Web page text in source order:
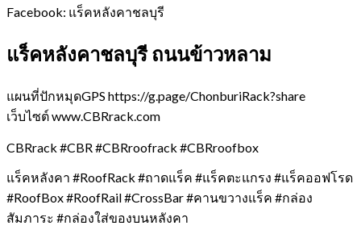
Facebook: แร็คหลังคาชลบุรี
แร็คหลังคาชลบุรี ถนนข้าวหลาม
แผนที่ปักหมุดGPS https://g.page/ChonburiRack?share
เว็บไซต์ www.CBRrack.com
CBRrack #CBR #CBRroofrack #CBRroofbox
แร็คหลังคา #RoofRack #ถาดแร็ค #แร็คตะแกรง #แร็คออฟโรด
#RoofBox #RoofRail #CrossBar #คานขวางแร็ค #กล่อง
สัมภาระ #กล่องใส่ของบนหลังคา